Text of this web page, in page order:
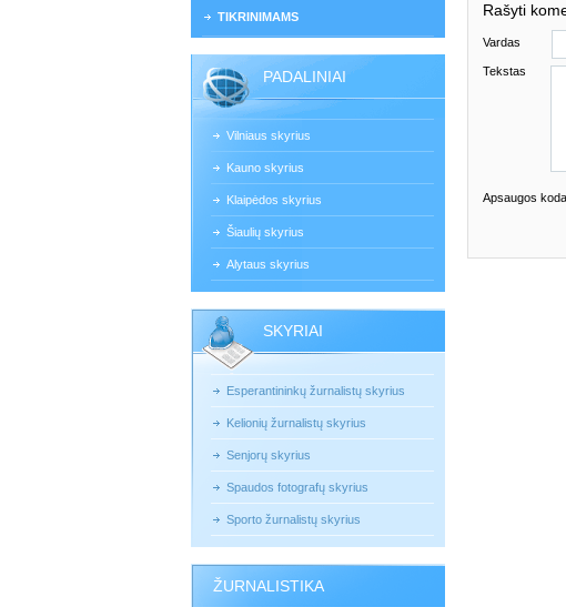
TIKRINIMAMS
PADALINIAI
Vilniaus skyrius
Kauno skyrius
Klaipėdos skyrius
Šiaulių skyrius
Alytaus skyrius
SKYRIAI
Esperantininkų žurnalistų skyrius
Kelionių žurnalistų skyrius
Senjorų skyrius
Spaudos fotografų skyrius
Sporto žurnalistų skyrius
ŽURNALISTIKA
Rašyti
Vardas
Tekstas
Apsaugos